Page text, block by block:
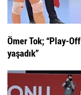
Ömer Tok; “Play-
yaşadık”